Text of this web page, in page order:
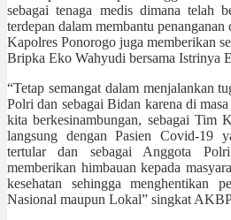
sebagai tenaga medis dimana telah
terdepan dalam membantu penanganan
Kapolres Ponorogo juga memberikan
Bripka Eko Wahyudi bersama Istrinya
“Tetap semangat dalam menjalankan
Polri dan sebagai Bidan karena di
kita berkesinambungan, sebagai Tim
langsung dengan Pasien Covid-19
tertular dan sebagai Anggota
memberikan himbauan kepada
kesehatan sehingga menghentikan
Nasional maupun Lokal” singkat